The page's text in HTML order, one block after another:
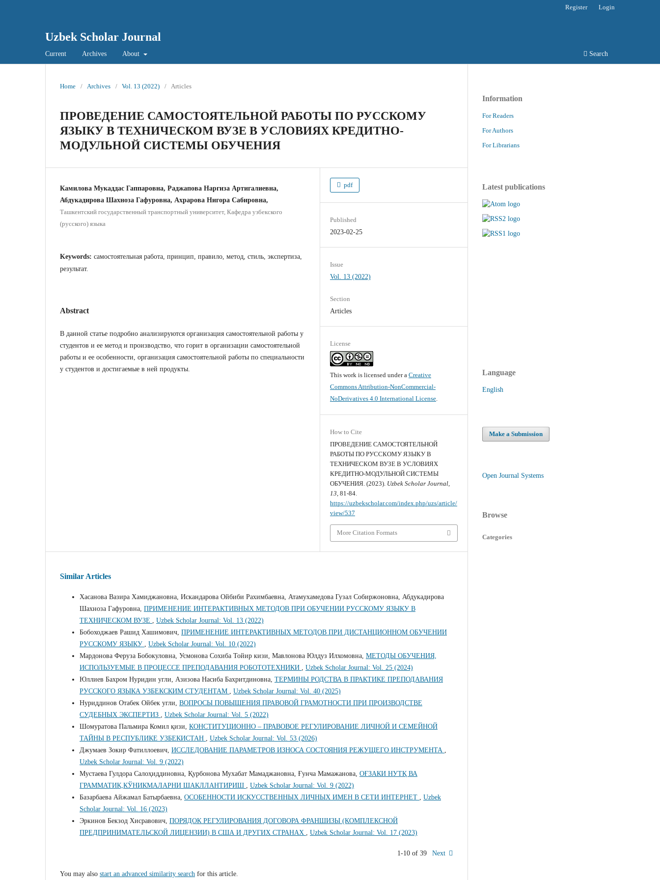
Uzbek Scholar Journal
Current Archives About Search
Register Login
Home / Archives / Vol. 13 (2022) / Articles
ПРОВЕДЕНИЕ САМОСТОЯТЕЛЬНОЙ РАБОТЫ ПО РУССКОМУ
ЯЗЫКУ В ТЕХНИЧЕСКОМ ВУЗЕ В УСЛОВИЯХ КРЕДИТНО-
МОДУЛЬНОЙ СИСТЕМЫ ОБУЧЕНИЯ
Камилова Мукаддас Гаппаровна, Раджапова Наргиза Артигалиевна,
Абдукадирова Шахноза Гафуровна, Ахрарова Нигора Сабировна,
Ташкентский государственный транспортный университет, Кафедра узбекского
(русского) языка
Keywords: самостоятельная работа, принцип, правило, метод, стиль, экспертиза,
результат.
Abstract
В данной статье подробно анализируются организация самостоятельной работы у
студентов и ее метод и производство, что горит в организации самостоятельной
работы и ее особенности, организация самостоятельной работы по специальности
у студентов и достигаемые в ней продукты.
pdf
Published
2023-02-25
Issue
Vol. 13 (2022)
Section
Articles
License
This work is licensed under aCreative
Commons Attribution-NonCommercial-
NoDerivatives 4.0 International License.
How to Cite
ПРОВЕДЕНИЕ САМОСТОЯТЕЛЬНОЙ
РАБОТЫ ПО РУССКОМУ ЯЗЫКУ В
ТЕХНИЧЕСКОМ ВУЗЕ В УСЛОВИЯХ
КРЕДИТНО-МОДУЛЬНОЙ СИСТЕМЫ
ОБУЧЕНИЯ. (2023). Uzbek Scholar Journal,
13, 81-84.
https://uzbekscholar.com/index.php/uzs/article/
view/537
More Citation Formats
Similar Articles
Хасанова Вазира Хамиджановна, Искандарова Ойбиби Рахимбаевна, Атамухамедова Гузал Собиржоновна, Абдукадирова
Шахноза Гафуровна, ПРИМЕНЕНИЕ ИНТЕРАКТИВНЫХ МЕТОДОВ ПРИ ОБУЧЕНИИ РУССКОМУ ЯЗЫКУ В
ТЕХНИЧЕСКОМ ВУЗЕ
Uzbek Scholar Journal: Vol. 13 (2022)
Бобоходжаев Рашид Хашимович, ПРИМЕНЕНИЕ ИНТЕРАКТИВНЫХ МЕТОДОВ ПРИ ДИСТАНЦИОННОМ ОБУЧЕНИИ
РУССКОМУ ЯЗЫКУ
Uzbek Scholar Journal: Vol. 10 (2022)
Мардонова Феруза Бобокуловна, Усмонова Сохиба Тойир кизи, Мавлонова Юлдуз Илхомовна, МЕТОДЫ ОБУЧЕНИЯ,
ИСПОЛЬЗУЕМЫЕ В ПРОЦЕССЕ ПРЕПОДАВАНИЯ РОБОТОТЕХНИКИ
Uzbek Scholar Journal: Vol. 25 (2024)
Юллиев Бахром Нуридин угли, Азизова Насиба Бахритдиновна, ТЕРМИНЫ РОДСТВА В ПРАКТИКЕ ПРЕПОДАВАНИЯ
РУССКОГО ЯЗЫКА УЗБЕКСКИМ СТУДЕНТАМ
Uzbek Scholar Journal: Vol. 40 (2025)
Нуриддинов Отабек Ойбек угли, ВОПРОСЫ ПОВЫШЕНИЯ ПРАВОВОЙ ГРАМОТНОСТИ ПРИ ПРОИЗВОДСТВЕ
СУДЕБНЫХ ЭКСПЕРТИЗ
Uzbek Scholar Journal: Vol. 5 (2022)
Шомуратова Пальмира Комил қизи, КОНСТИТУЦИОННО – ПРАВОВОЕ РЕГУЛИРОВАНИЕ ЛИЧНОЙ И СЕМЕЙНОЙ
ТАЙНЫ В РЕСПУБЛИКЕ УЗБЕКИСТАН
Uzbek Scholar Journal: Vol. 53 (2026)
Джумаев Зокир Фатиллоевич, ИССЛЕДОВАНИЕ ПАРАМЕТРОВ ИЗНОСА СОСТОЯНИЯ РЕЖУЩЕГО ИНСТРУМЕНТА
Uzbek Scholar Journal: Vol. 9 (2022)
Мустаева Гулдора Салоҳиддиновна, Қурбонова Мухабат Мамаджановна, Ғунча Мамажанова, ОҒЗАКИ НУТҚ ВА
ГРАММАТИК,КЎНИКМАЛАРНИ ШАКЛЛАНТИРИШ
Uzbek Scholar Journal: Vol. 9 (2022)
Базарбаева Айжамал Батырбаевна, ОСОБЕННОСТИ ИСКУССТВЕННЫХ ЛИЧНЫХ ИМЕН В СЕТИ ИНТЕРНЕТ
Uzbek
Scholar Journal: Vol. 16 (2023)
Эркинов Бекзод Хисравович, ПОРЯДОК РЕГУЛИРОВАНИЯ ДОГОВОРА ФРАНШИЗЫ (КОМПЛЕКСНОЙ
ПРЕДПРИНИМАТЕЛЬСКОЙ ЛИЦЕНЗИИ) В США И ДРУГИХ СТРАНАХ
Uzbek Scholar Journal: Vol. 17 (2023)
1-10 of 39 Next
You may also start an advanced similarity search for this article.
Information
For Readers
For Authors
For Librarians
Latest publications
Language
English
Make a Submission
Open Journal Systems
Browse
Categories